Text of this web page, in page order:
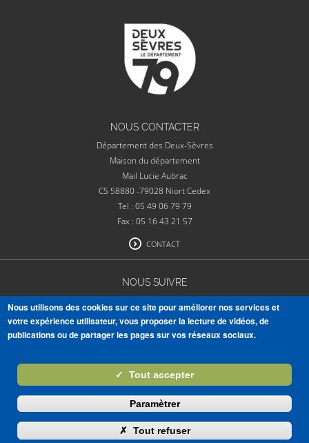
NOUS CONTACTER
Département des Deux-Sèvres
Maison du département
Mail Lucie Aubrac
CS 58880 -79028 Niort Cedex
Tel : 05 49 06 79 79
Fax : 05 16 43 21 57
CONTACT
NOUS SUIVRE
VOIR TOUTES NOS PUBLICATIONS
S'ABONNER À LA NEWSLETTER
Mentions légales Crédits
Nous utilisons des cookies sur ce site pour améliorer nos services et
votre expérience utilisateur, vous proposer la lecture de vidéos, de
publications ou de partager les pages sur vos réseaux sociaux.
✓ Tout accepter
Paramètrer
✗ Tout refuser
Masquer